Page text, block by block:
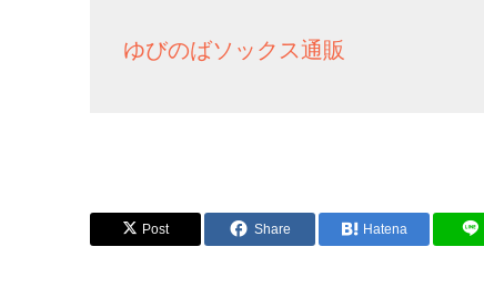
ゆびのばソックス通販
Post Share Hatena